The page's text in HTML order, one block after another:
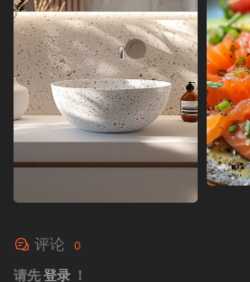
评论 0
请先登录 ！